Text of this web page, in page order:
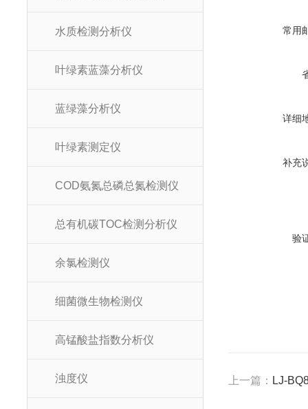
水质检测分析仪
叶绿素蓝藻分析仪
蓝绿藻分析仪
叶绿素测定仪
COD氨氮总磷总氮检测仪
总有机碳TOC检测分析仪
余氯检测仪
细菌微生物检测仪
高锰酸盐指数分析仪
浊度仪
常用
详细
补充
验
上一篇： LJ-